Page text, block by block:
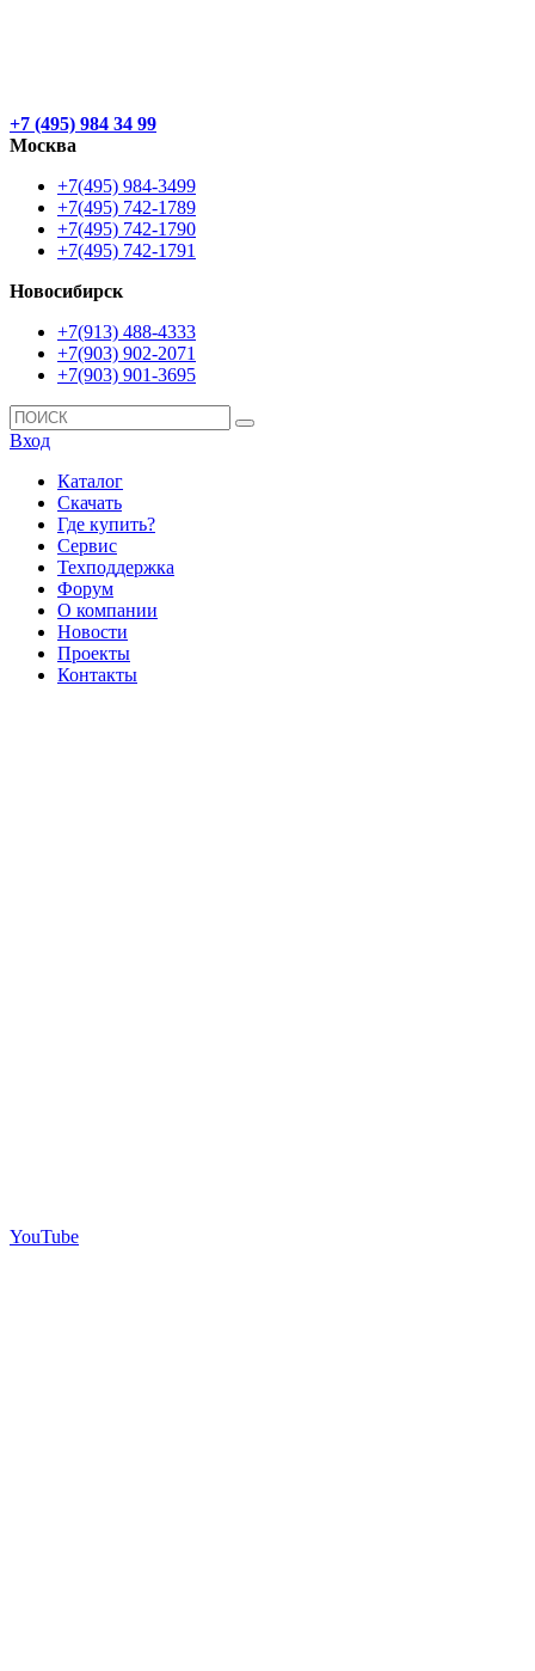
+7 (495) 984 34 99
Москва
+7(495) 984-3499
+7(495) 742-1789
+7(495) 742-1790
+7(495) 742-1791
Новосибирск
+7(913) 488-4333
+7(903) 902-2071
+7(903) 901-3695
Вход
Каталог
Скачать
Где купить?
Сервис
Техподдержка
Форум
О компании
Новости
Проекты
Контакты
YouTube